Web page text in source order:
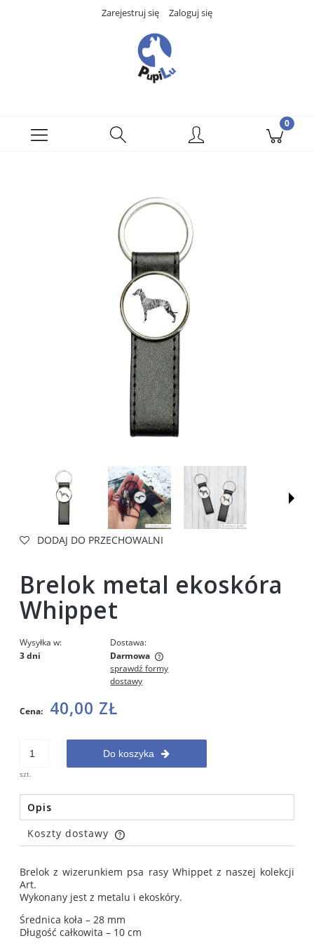
Zarejestruj się Zaloguj się
DODAJ DO PRZECHOWALNI
Brelok metal ekoskóra
Whippet
Wysyłka w:
3 dni
Dostawa:
Darmowa
Cena nie zawiera ewentualnych kosztów płatności
sprawdź formy
dostawy
Cena: 40,00 ZŁ
szt.
Do koszyka
Opis
Koszty dostawy
Cena nie zawiera ewentualnych kosztów płatności
Brelok z wizerunkiem psa rasy Whippet z naszej kolekcji
Art.
Wykonany jest z metalu i ekoskóry.
Średnica koła – 28 mm
Długość całkowita – 10 cm